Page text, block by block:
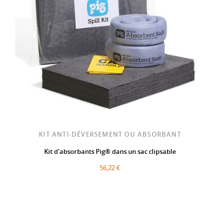
KIT ANTI-DÉVERSEMENT OU ABSORBANT
Kit d'absorbants Pig® dans un sac clipsable
56,22 €